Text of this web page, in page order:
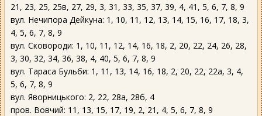
21, 23, 25, 25в, 27, 29, 3, 31, 33, 35, 37, 39, 4, 41, 5, 6, 7, 8, 9
вул. Нечипора Дейкуна: 1, 10, 11, 12, 13, 14, 15, 16, 17, 18, 3,
4, 5, 6, 7, 8, 9
вул. Сковороди: 1, 10, 11, 12, 14, 16, 18, 2, 20, 22, 24, 26, 28,
3, 30, 32, 34, 36, 38, 4, 40, 5, 6, 7, 8, 9
вул. Тараса Бульби: 1, 11, 13, 14, 16, 18, 2, 20, 22, 22а, 3, 4,
5, 6, 7, 8, 9
вул. Яворницького: 2, 22, 28а, 28б, 4
пров. Вовчий: 11, 13, 15, 17, 19, 2, 21, 4, 5, 6, 7, 8, 9